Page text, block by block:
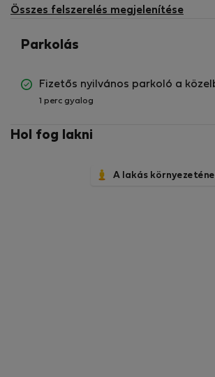
elérhető
Összes felszerelés megjelenítése
Parkolás
Fizetős nyilvános parkoló a
1 perc gyalog
Hol fog lakni
A lakás